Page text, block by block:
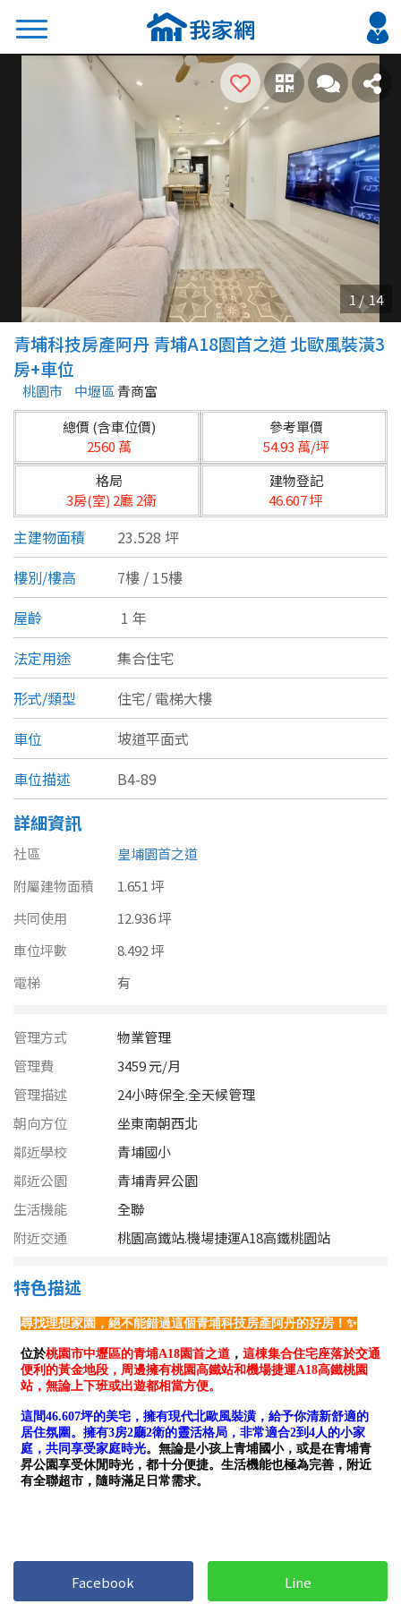
搜尋
熱門關鍵字
2026 台北降價好屋限量釋出
2026 新北降價好屋限量釋出
2026 台中降價好屋限量釋出
2026 台南降價好屋限量釋出
2026 高雄降價好屋限量釋出
縣市
台北市
基隆市
新北市
宜蘭縣
桃園市
新竹市
新竹縣
苗栗縣
台中市
彰化縣
南投縣
雲林縣
嘉義市
嘉義縣
澎湖縣
屏東縣
台東縣
金門連江
區域
類型(可複選)
不拘 公寓 電梯大樓 套房
別墅 透天厝 樓中樓 華廈
農舍 辦公 店面 工廠
坪數
不拘
40~50 坪
~
樓層
不拘
1樓
5~10樓
21樓以上
~
格局
4房
青埔科技房產阿丹 青埔A18園首之道 北歐風裝潢3
房+車位
桃園市 中壢區青商富
總價 (含車位價)
2560 萬
參考單價
54.93 萬/坪
格局
3房(室) 2廳 2衛
建物登記
46.607 坪
主建物面積
23.528 坪
樓別/樓高
7樓 / 15樓
屋齡
1 年
法定用途
集合住宅
形式/類型
住宅/ 電梯大樓
車位
坡道平面式
車位描述
B4-89
詳細資訊
社區
皇埔園首之道
附屬建物面積
1.651 坪
共同使用
12.936 坪
車位坪數
8.492 坪
電梯
有
管理方式
物業管理
管理費
3459 元/月
管理描述
24小時保全.全天候管理
朝向方位
坐東南朝西北
鄰近學校
青埔國小
鄰近公園
青埔青昇公園
生活機能
全聯
附近交通
桃園高鐵站.機場捷運A18高鐵桃園站
特色描述
Facebook Line